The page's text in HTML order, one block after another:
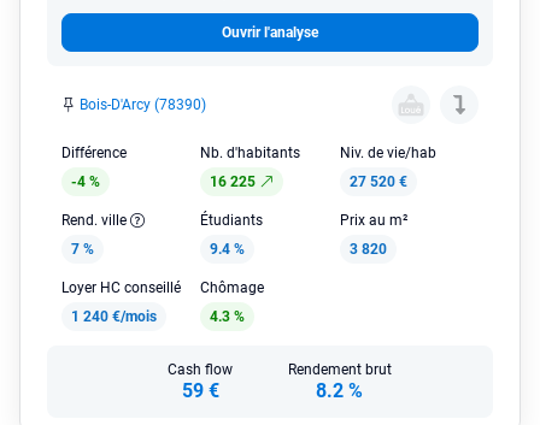
Ouvrir l'analyse
Bois-D'Arcy (78390)
Différence
-4 %
Nb. d'habitants
16 225
Niv. de vie/hab
27 520 €
Rend. ville
7 %
Étudiants
9.4 %
Prix au m²
3 820
Loyer HC conseillé
1 240 €/mois
Chômage
4.3 %
Cash flow
59 €
Rendement brut
8.2 %